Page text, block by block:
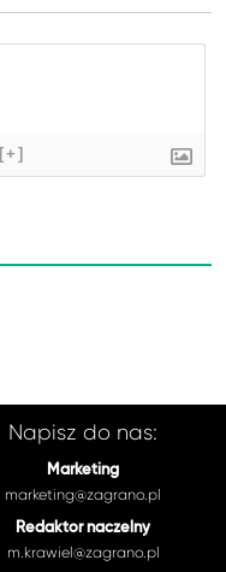
[+]
Napisz do nas:
Marketing
marketing@zagrano.pl
Redaktor naczelny
m.krawiel@zagrano.pl